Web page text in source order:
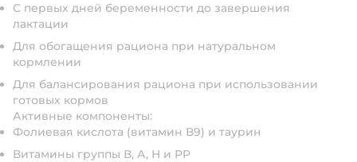
С первых дней беременности до завершения
лактации
Для обогащения рациона при натуральном
кормлении
Для балансирования рациона при использовании
готовых кормов
Активные компоненты:
Фолиевая кислота (витамин В9) и таурин
Витамины группы В, А, Н и РР